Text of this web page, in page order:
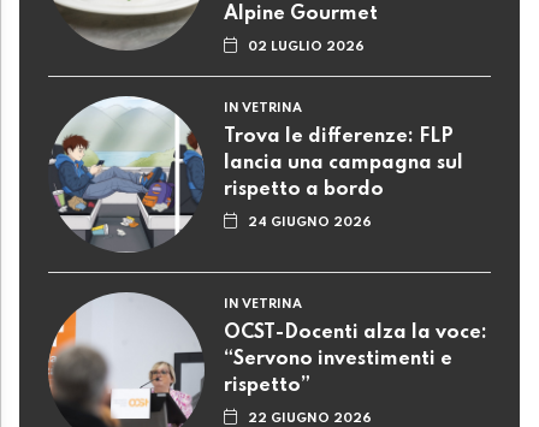
Alpine Gourmet
02 LUGLIO 2026
IN VETRINA
Trova le differenze: FLP
lancia una campagna sul
rispetto a bordo
24 GIUGNO 2026
IN VETRINA
OCST-Docenti alza la voce:
“Servono investimenti e
rispetto”
22 GIUGNO 2026